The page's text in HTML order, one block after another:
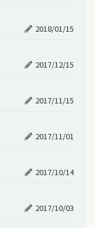
2018/01/15
2017/12/15
2017/11/15
2017/11/01
2017/10/14
2017/10/03